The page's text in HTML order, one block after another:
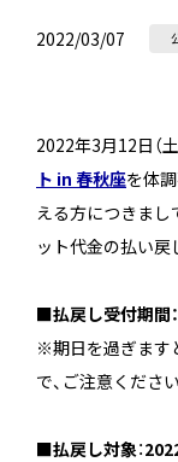
2022/03/07
2022年3月12日（土
ト in 春秋座を体
える方につきまし
ット代金の払い戻
■払戻し受付期間：
※期日を過ぎます
で、ご注意くださ
■払戻し対象：